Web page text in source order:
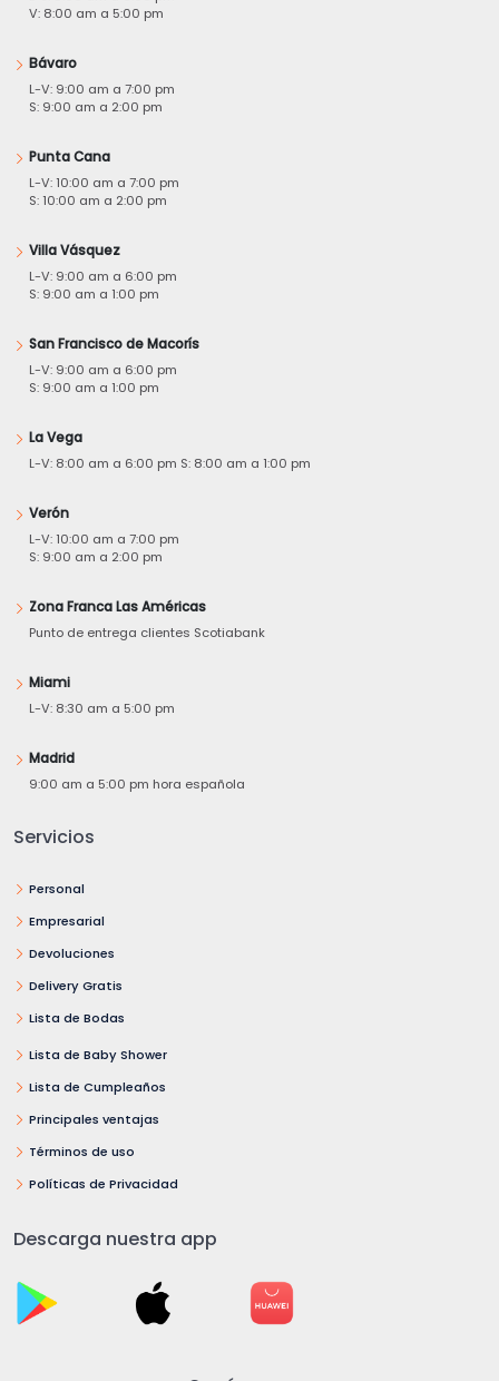
V: 8:00 am a 5:00 pm
Bávaro
L-V: 9:00 am a 7:00 pm
S: 9:00 am a 2:00 pm
Punta Cana
L-V: 10:00 am a 7:00 pm
S: 10:00 am a 2:00 pm
Villa Vásquez
L-V: 9:00 am a 6:00 pm
S: 9:00 am a 1:00 pm
San Francisco de Macorís
L-V: 9:00 am a 6:00 pm
S: 9:00 am a 1:00 pm
La Vega
L-V: 8:00 am a 6:00 pm S: 8:00 am a 1:00 pm
Verón
L-V: 10:00 am a 7:00 pm
S: 9:00 am a 2:00 pm
Zona Franca Las Américas
Punto de entrega clientes Scotiabank
Miami
L-V: 8:30 am a 5:00 pm
Madrid
9:00 am a 5:00 pm hora española
Servicios
Personal
Empresarial
Devoluciones
Delivery Gratis
Lista de Bodas
Lista de Baby Shower
Lista de Cumpleaños
Principales ventajas
Términos de uso
Políticas de Privacidad
Descarga nuestra app